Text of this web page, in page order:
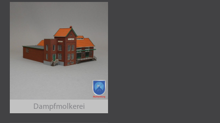
Dampfmolkerei